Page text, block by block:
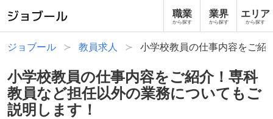
職業
から探す
業界
から探す
エリア
から探す
ジョブール 教員求人 小学校教員の仕事内容をご紹
小学校教員の仕事内容をご紹介！専科
教員など担任以外の業務についてもご
説明します！